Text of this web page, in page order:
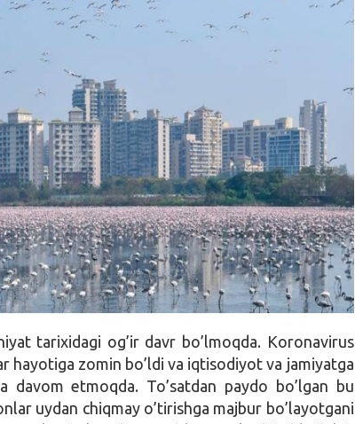
tarixidagi og’ir davr bo’lmoqda. Koronavirus
hayotiga zomin bo’ldi va iqtisodiyot va jamiyatga
davom etmoqda. To’satdan paydo bo’lgan bu
uydan chiqmay o’tirishga majbur bo’layotgani